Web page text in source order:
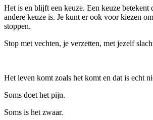
Het is en blijft een keuze. Een keuze betekent
andere keuze is. Je kunt er ook voor kiezen
stoppen.
Stop met vechten, je verzetten, met jezelf
Het leven komt zoals het komt en dat is echt
Soms doet het pijn.
Soms is het zwaar.